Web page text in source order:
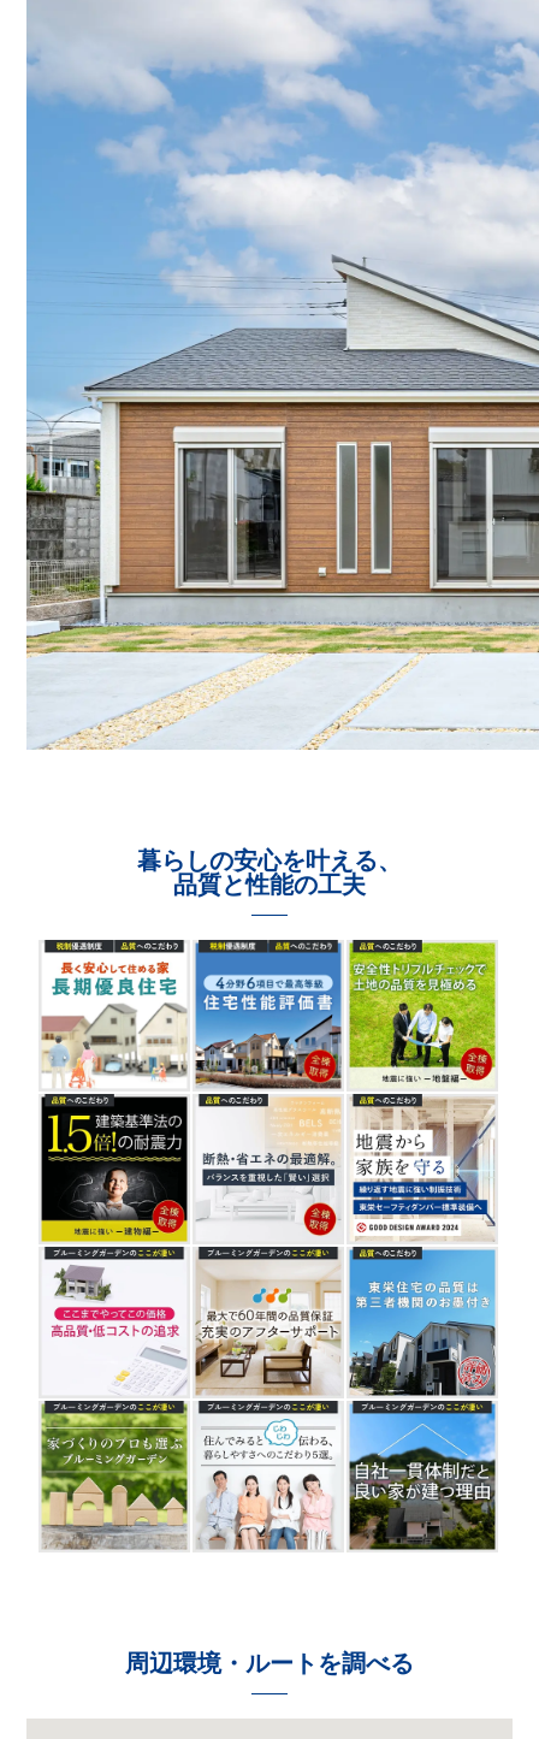
暮らしの安心を叶える、
品質と性能の工夫
周辺環境・ルートを調べる